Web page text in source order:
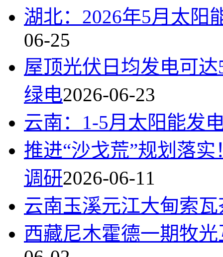
湖北：2026年5月太阳
06-25
屋顶光伏日均发电可
绿电2026-06-23
云南：1-5月太阳能发
推进“沙戈荒”规划落
调研2026-06-11
云南玉溪元江大甸索
西藏尼木霍德一期牧